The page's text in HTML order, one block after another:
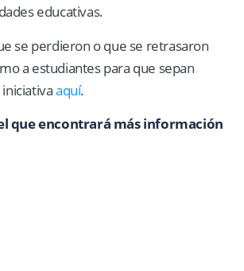
educativas.
se perdieron o que se retrasaron
a estudiantes para que sepan
aquí.
que encontrará más información